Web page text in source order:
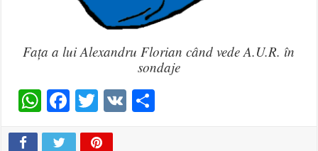
Fața a lui Alexandru Florian când vede A.U.R. în
sondaje
WhatsApp
Facebook
Twitter
VK